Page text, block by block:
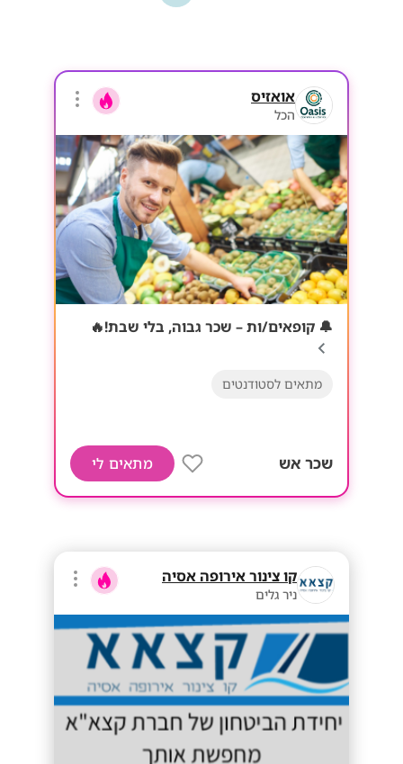
אואזיס
הכל
🔔 קופאים/ות – שכר גבוה, בלי שבת!🔥
מתאים לסטודנטים
שכר אש מתאים לי
קו צינור אירופה אסיה
ניר גלים